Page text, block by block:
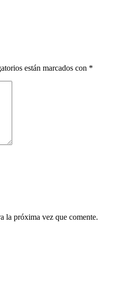
están marcados con *
la próxima vez que comente.